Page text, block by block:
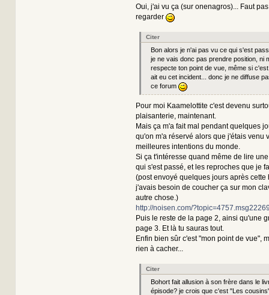
Oui, j'ai vu ça (sur onenagros)... Faut
regarder
Citer
Bon alors je n'ai pas vu ce qui s'est
je ne vais donc pas prendre position, ni
respecte ton point de vue, même si
ait eu cet incident... donc je ne diffuse
ce forum
Pour moi Kaamelottite c'est devenu
plaisanterie, maintenant.
Mais ça m'a fait mal pendant quelques
qu'on m'a réservé alors que j'étais venu
meilleures intentions du monde.
Si ça t'intéresse quand même de lire
qui s'est passé, et les reproches que je
(post envoyé quelques jours après cette
j'avais besoin de coucher ça sur mon
autre chose.)
http://noisen.com/
Puis le reste de la page 2, ainsi qu'une
page 3. Et là tu sauras tout.
Enfin bien sûr c'est "mon point de vue",
rien à cacher...
Citer
Bohort fait allusion à son frère dans le
épisode? je crois que c'est "Les